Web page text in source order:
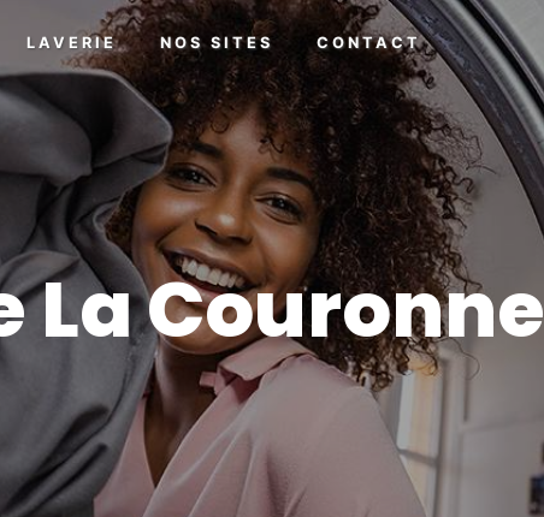
LAVERIE NOS SITES CONTACT
La Couronne